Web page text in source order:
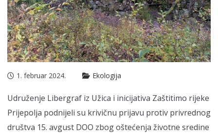
1. februar 2024. Ekologija
Udruženje Libergraf iz Užica i inicijativa Zaštitimo rijeke
Prijepolja podnijeli su krivičnu prijavu protiv privrednog
društva 15. avgust DOO zbog oštećenja životne sredine